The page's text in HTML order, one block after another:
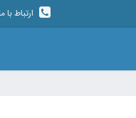
ارتباط با